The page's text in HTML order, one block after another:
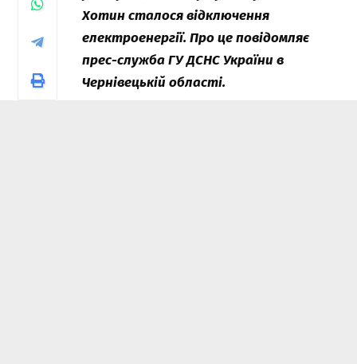
Хотин сталося відключення
електроенергії. Про це повідомляє
прес-служба ГУ ДСНС України в
Чернівецькій області.